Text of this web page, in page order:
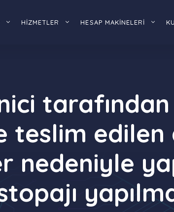
HİZMETLER HESAP MAKİNELERİ
teslim
nedeniyle